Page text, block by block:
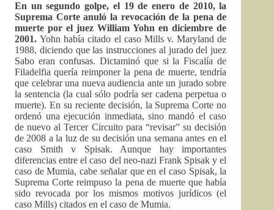
En un segundo golpe, el 19 de enero de 2010, la
Suprema Corte anuló la revocación de la pena de
muerte por el juez William Yohn en diciembre de
2001.Yohn había citado el caso Mills v. Maryland de
1988, diciendo que las instrucciones al jurado del juez
Sabo eran confusas. Dictaminó que si la Fiscalía de
Filadelfia quería reimponer la pena de muerte, tendría
que celebrar una nueva audiencia ante un jurado sobre
la sentencia (la cual sólo podría ser cadena perpetua o
muerte). En su reciente decisión, la Suprema Corte no
ordenó una ejecución inmediata, sino mandó el caso
de nuevo al Tercer Circuito para “revisar” su decisión
de 2008 a la luz de su decisión una semana antes en el
caso Smith v Spisak. Aunque hay importantes
diferencias entre el caso del neo-nazi Frank Spisak y el
caso de Mumia, cabe señalar que en el caso Spisak, la
Suprema Corte reimpuso la pena de muerte que había
sido revocada por los mismos motivos jurídicos (el
caso Mills) citados en el caso de Mumia.